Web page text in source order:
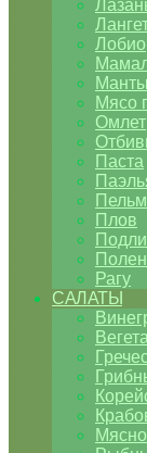
Лобио
Манты
Мясо
Омлет
Паста
Плов
Рагу
САЛАТЫ